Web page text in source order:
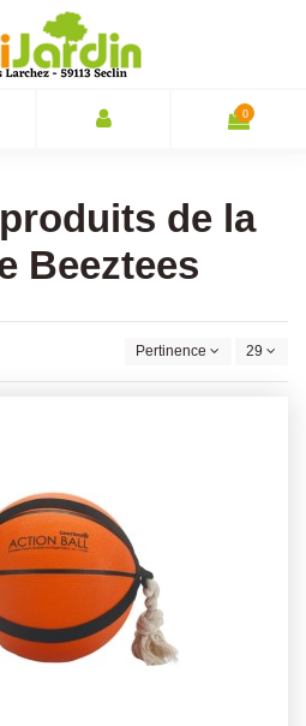
0
de la
Beeztees
Pertinence 29